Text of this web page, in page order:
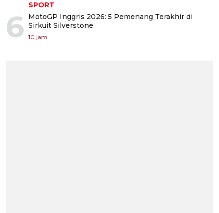
6
SPORT
MotoGP Inggris 2026: 5 Pemenang Terakhir di
Sirkuit Silverstone
10 jam